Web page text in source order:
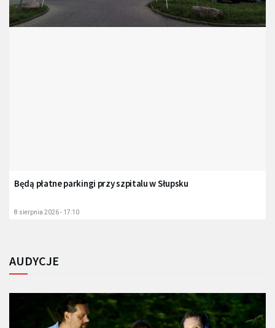
Będą płatne parkingi przy szpitalu w Słupsku
8 sierpnia 2026 - 17:10
AUDYCJE